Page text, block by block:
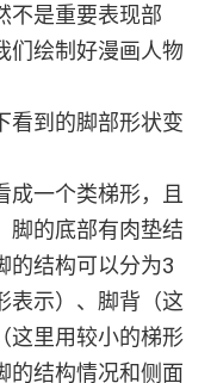
不是重要表现部
们绘制好漫画人物
看到的脚部形状变
成一个类梯形，且
脚的底部有肉垫结
的结构可以分为3
表示）、脚背（这
这里用较小的梯形
的结构情况和侧面